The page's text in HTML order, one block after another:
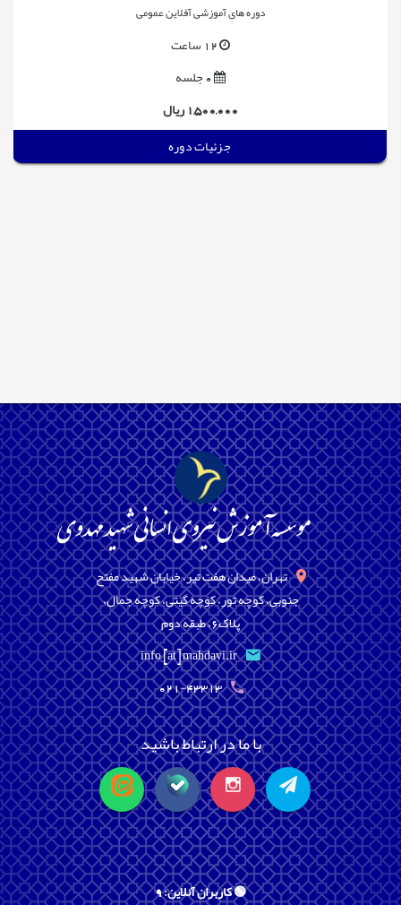
دوره های آموزشی آفلاین عمومی
12 ساعت
1,500,000 ریال
جزئیات دوره
تهران، میدان هفت تیر، خیابان شهید مفتح
جنوبی، کوچه تور، کوچه گیتی، کوچه جمال،
پلاک6، طبقه دوم
info [at] mahdavi.ir
021-43313
با ما در ارتباط باشید
🟢 کاربران آنلاین: 9